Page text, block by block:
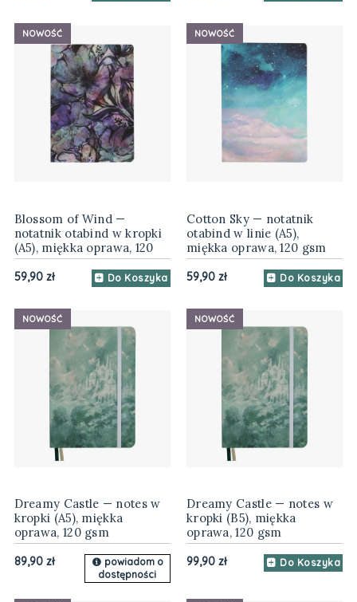
Blossom of Wind —
notatnik otabind w kropki
(A5), miękka oprawa, 120
gsm
59,90 zł Do Koszyka
NOWOŚĆ
Cotton Sky — notatnik
otabind w linie (A5),
miękka oprawa, 120 gsm
59,90 zł Do Koszyka
NOWOŚĆ
Dreamy Castle — notes w
kropki (A5), miękka
oprawa, 120 gsm
89,90 zł
powiadom o
dostępności
NOWOŚĆ
Dreamy Castle — notes w
kropki (B5), miękka
oprawa, 120 gsm
99,90 zł Do Koszyka
NOWOŚĆ